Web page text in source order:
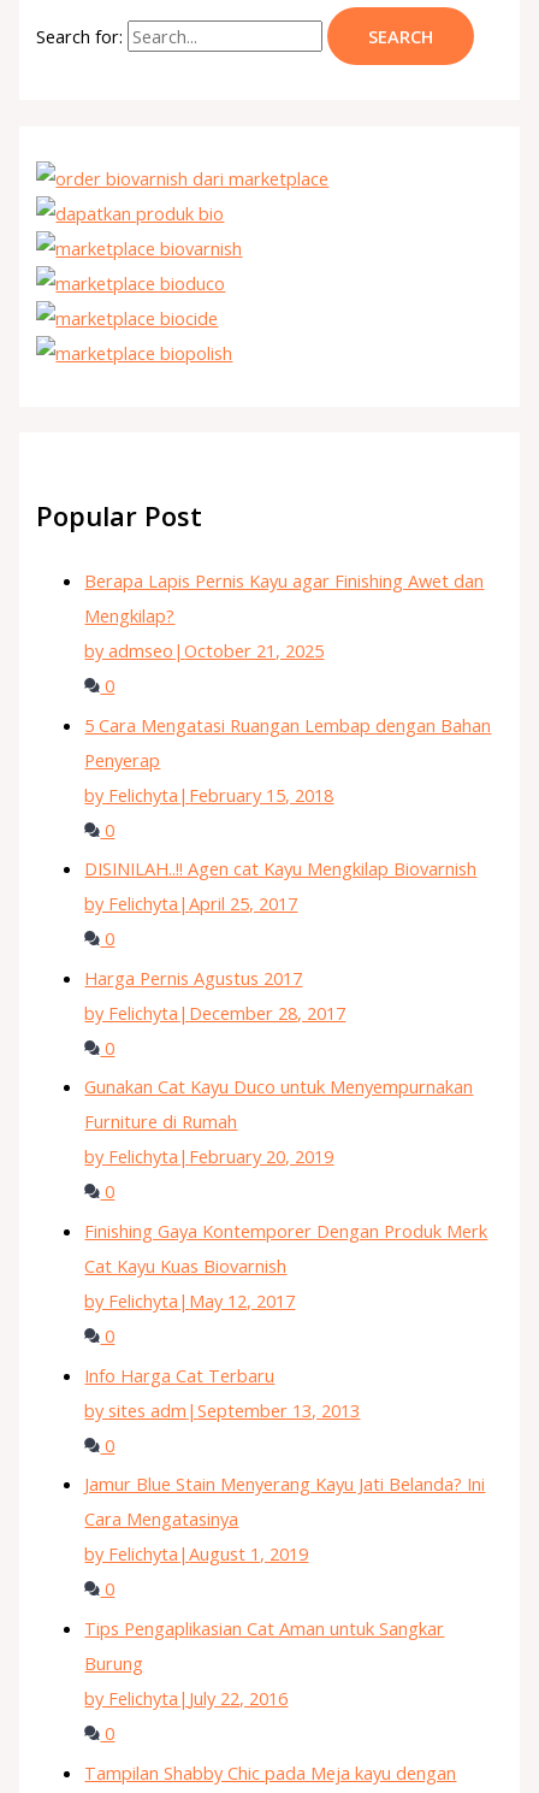
Search for:
Popular Post
Berapa Lapis Pernis Kayu agar Finishing Awet dan
Mengkilap?
by admseo |October 21, 2025
0
5 Cara Mengatasi Ruangan Lembap dengan Bahan
Penyerap
by Felichyta | February 15, 2018
0
DISINILAH..!! Agen cat Kayu Mengkilap Biovarnish
by Felichyta |April 25, 2017
0
Harga Pernis Agustus 2017
by Felichyta | December 28, 2017
0
Gunakan Cat Kayu Duco untuk Menyempurnakan
Furniture di Rumah
by Felichyta | February 20, 2019
0
Finishing Gaya Kontemporer Dengan Produk Merk
Cat Kayu Kuas Biovarnish
by Felichyta | May 12, 2017
0
Info Harga Cat Terbaru
by sites adm |September 13, 2013
0
Jamur Blue Stain Menyerang Kayu Jati Belanda? Ini
Cara Mengatasinya
by Felichyta |August 1, 2019
0
Tips Pengaplikasian Cat Aman untuk Sangkar
Burung
by Felichyta | July 22, 2016
0
Tampilan Shabby Chic pada Meja kayu dengan